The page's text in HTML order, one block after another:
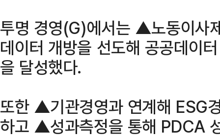
투명 경영(G)에서는 ▲노동이사
데이터 개방을 선도해 공공데이
을 달성했다.
또한 ▲기관경영과 연계해 ESG
하고 ▲성과측정을 통해 PDCA